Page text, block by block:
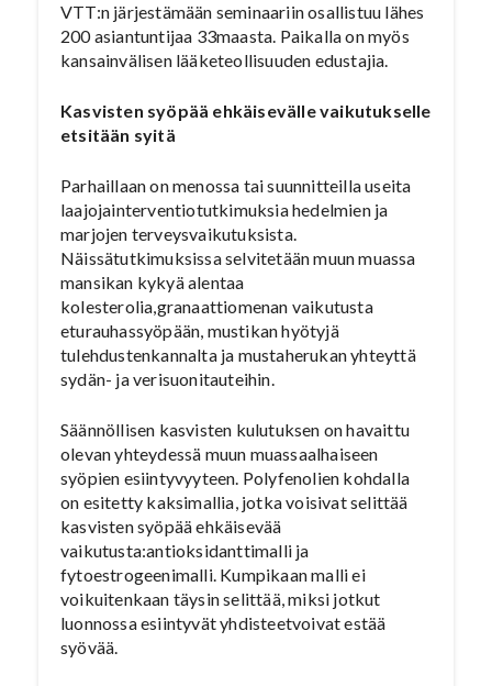
VTT:n järjestämään seminaariin osallistuu lähes
200 asiantuntijaa 33maasta. Paikalla on myös
kansainvälisen lääketeollisuuden edustajia.
Kasvisten syöpää ehkäisevälle vaikutukselle
etsitään syitä
Parhaillaan on menossa tai suunnitteilla useita
laajojainterventiotutkimuksia hedelmien ja
marjojen terveysvaikutuksista.
Näissätutkimuksissa selvitetään muun muassa
mansikan kykyä alentaa
kolesterolia,granaattiomenan vaikutusta
eturauhassyöpään, mustikan hyötyjä
tulehdustenkannalta ja mustaherukan yhteyttä
sydän- ja verisuonitauteihin.
Säännöllisen kasvisten kulutuksen on havaittu
olevan yhteydessä muun muassaalhaiseen
syöpien esiintyvyyteen. Polyfenolien kohdalla
on esitetty kaksimallia, jotka voisivat selittää
kasvisten syöpää ehkäisevää
vaikutusta:antioksidanttimalli ja
fytoestrogeenimalli. Kumpikaan malli ei
voikuitenkaan täysin selittää, miksi jotkut
luonnossa esiintyvät yhdisteetvoivat estää
syövää.